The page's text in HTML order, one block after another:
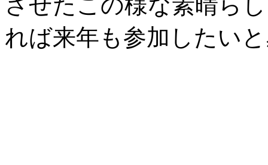
させたこの様な素晴ら
れば来年も参加したい